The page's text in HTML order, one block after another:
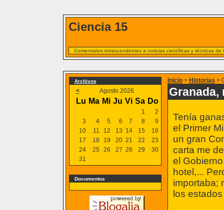
Ciencia 15
Comentarios intrascendentes a noticias científicas y técnicas de
Archivos
< Agosto 2026
Lu Ma Mi Ju Vi Sa Do
1
2
3
4 5 6 7 8
9
10
11 12 13 14 15
16
17
18 19 20 21 22
23
24
25 26 27 28 29
30
31
Documentos
Inicio> Historias >
Granada,
Tenía
el Primer
un gran
carta me
el
hotel,...
importaba;
los